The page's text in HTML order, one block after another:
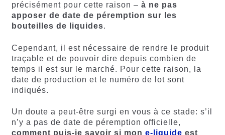
précisément pour cette raison – à ne pas
apposer de date de péremption sur les
bouteilles de liquides.
Cependant, il est nécessaire de rendre le produit
traçable et de pouvoir dire depuis combien de
temps il est sur le marché. Pour cette raison, la
date de production et le numéro de lot sont
indiqués.
Un doute a peut-être surgi en vous à ce stade: s’il
n’y a pas de date de péremption officielle,
comment puis-je savoir si mon e-liquide est